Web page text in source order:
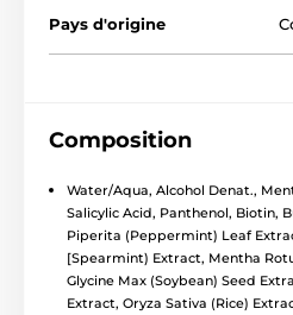
Pays d'origine
Composition
Water/Aqua, Alcohol Denat.,
Salicylic Acid, Panthenol, Biotin,
Piperita (Peppermint) Leaf
[Spearmint) Extract, Mentha
Glycine Max (Soybean) Seed
Extract, Oryza Sativa (Rice)